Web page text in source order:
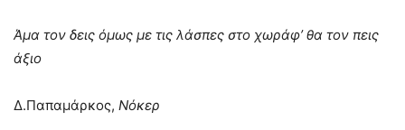
Άμα τον δεις όμως με τις λάσπες στο χωράφ’ θα τον πεις
άξιο
Δ.Παπαμάρκος, Νόκερ